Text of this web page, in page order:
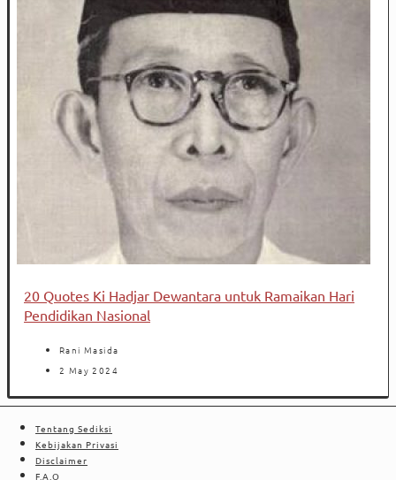
20 Quotes Ki Hadjar Dewantara untuk Ramaikan Hari
Pendidikan Nasional
Rani Masida
2 May 2024
Tentang Sediksi
Kebijakan Privasi
Disclaimer
F.A.Q